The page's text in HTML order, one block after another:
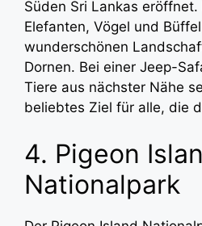
Süden Sri Lankas
Elefanten, Vögel und
wunderschönen
Dornen. Bei einer Jeep-
Tiere aus nächster Nähe
beliebtes Ziel für alle, die
4. Pigeon
Nationalpark